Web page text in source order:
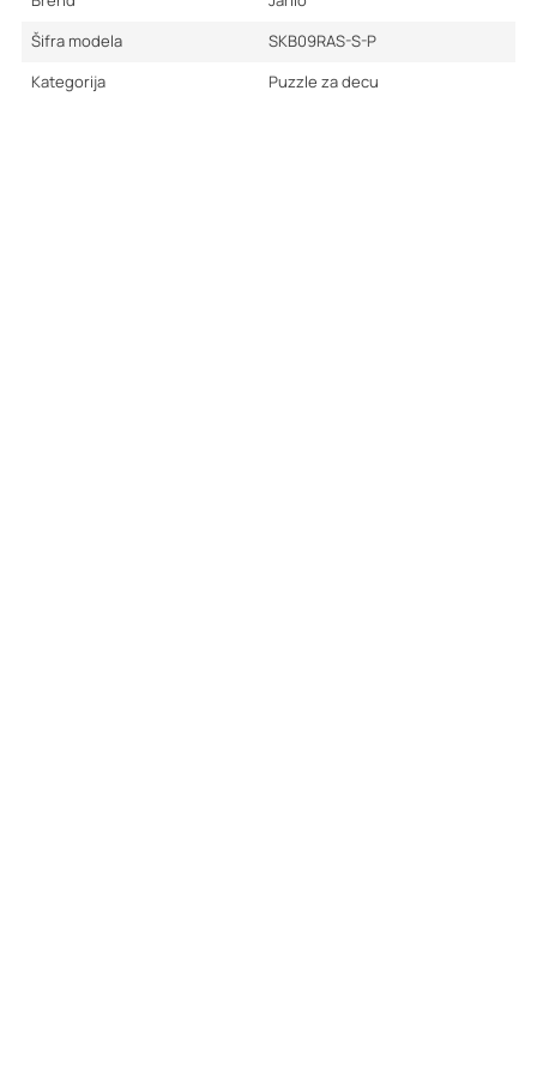
Šifra modela
SKB09RAS-S-P
Kategorija
Puzzle za decu